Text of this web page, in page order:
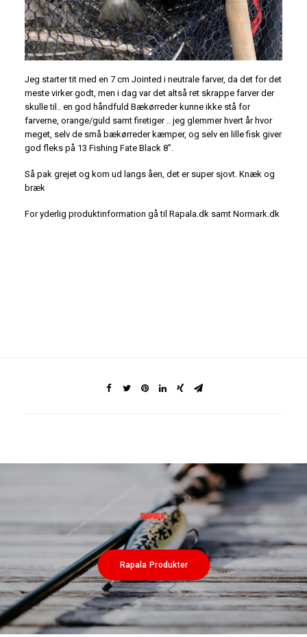
Jeg starter tit med en 7 cm Jointed i neutrale farver, da det for det
meste virker godt, men i dag var det altså ret skrappe farver der
skulle til.. en god håndfuld Bækørreder kunne ikke stå for
farverne, orange/guld samt firetiger .. jeg glemmer hvert år hvor
meget, selv de små bækørreder kæmper, og selv en lille fisk giver
god fleks på 13 Fishing Fate Black 8”.
Så pak grejet og kom ud langs åen, det er super sjovt. Knæk og
bræk
For yderlig produktinformation gå til Rapala.dk samt Normark.dk
Rapala Produkter